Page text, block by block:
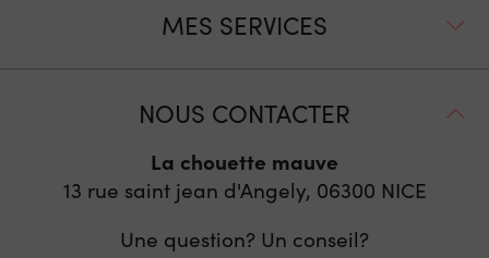
MES SERVICES
NOUS CONTACTER
La chouette mauve
13 rue saint jean d'Angely, 06300 NICE
Une question? Un conseil?